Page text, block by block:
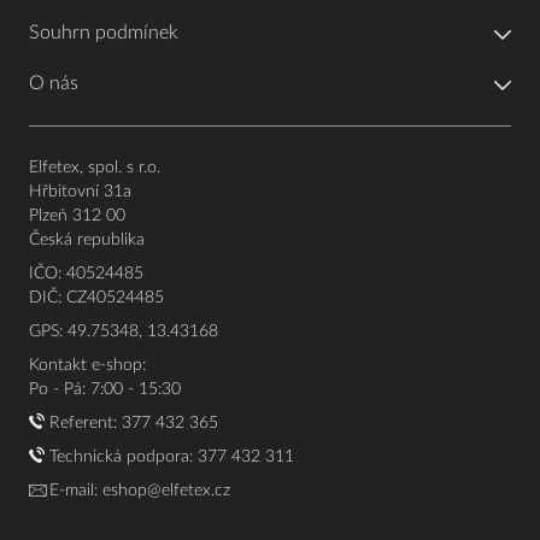
Souhrn podmínek
O nás
Elfetex, spol. s r.o.
Hřbitovní 31a
Plzeň 312 00
Česká republika
IČO: 40524485
DIČ: CZ40524485
GPS: 49.75348, 13.43168
Kontakt e-shop:
Po - Pá: 7:00 - 15:30
Referent: 377 432 365
Technická podpora: 377 432 311
E-mail: eshop@elfetex.cz